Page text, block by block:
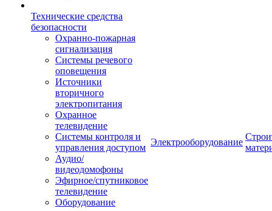
Технические средства
безопасности
Охранно-пожарная
сигнализация
Системы речевого
оповещения
Источники
вторичного
электропитания
Охранное
телевидение
Системы контроля и
управления доступом
Аудио/
видеодомофоны
Эфирное/спутниковое
телевидение
Оборудование
Электрооборудование